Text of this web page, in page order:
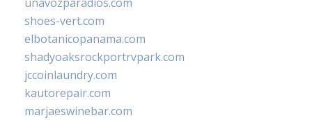
shoes-vert.com
elbotanicopanama.com
shadyoaksrockportrvpark.com
jccoinlaundry.com
kautorepair.com
marjaeswinebar.com